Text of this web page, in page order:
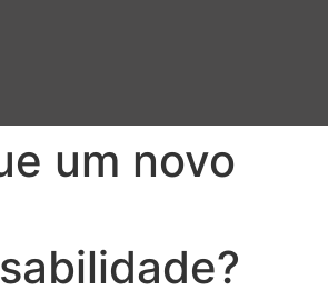
um novo